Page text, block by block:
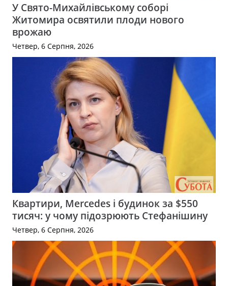
У Свято-Михайлівському соборі
Житомира освятили плоди нового
врожаю
Четвер, 6 Серпня, 2026
Квартири, Mercedes і будинок за $550
тисяч: у чому підозрюють Стефанішину
Четвер, 6 Серпня, 2026